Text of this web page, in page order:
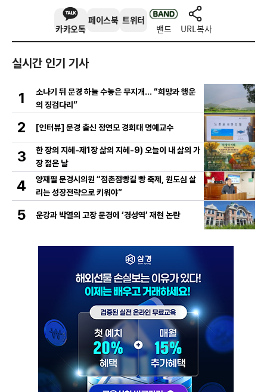
카카오톡
페이스북 트위터
밴드 URL복사
실시간 인기 기사
1
소나기 뒤 문경 하늘 수놓은 무지개… “희망과 행운
의 징검다리”
2 [인터뷰] 문경 출신 정연모 경희대 명예교수
3
한 장의 지혜-제1장 삶의 지혜-9) 오늘이 내 삶의 가
장 젊은 날
4
양재필 문경시의원 “점촌점빵길 빵 축제, 원도심 살
리는 성장전략으로 키워야”
5 운강과 박열의 고장 문경에 ‘경성역’ 재현 논란